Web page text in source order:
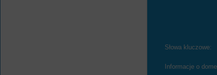
Słowa kluczowe:
Informacje o